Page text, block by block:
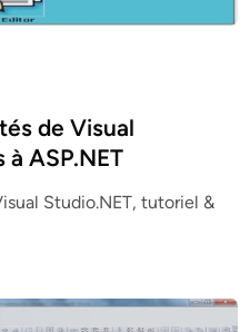
de Visual
ASP.NET
Studio.NET, tutoriel &